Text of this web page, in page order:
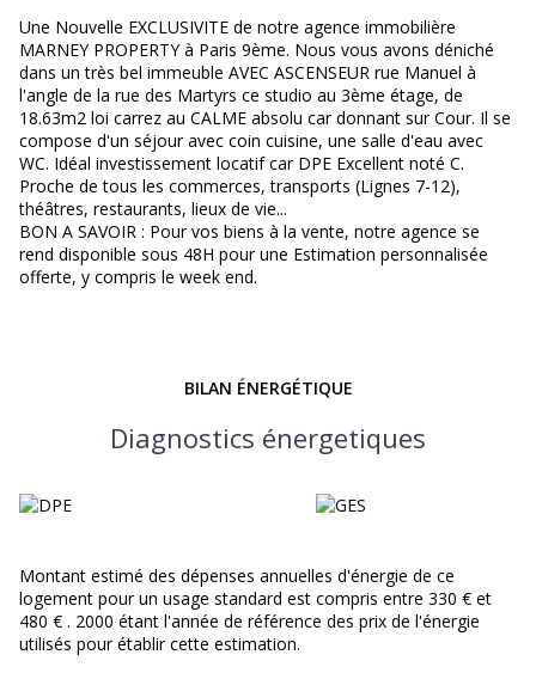
Une Nouvelle EXCLUSIVITE de notre agence immobilière
MARNEY PROPERTY à Paris 9ème. Nous vous avons déniché
dans un très bel immeuble AVEC ASCENSEUR rue Manuel à
l'angle de la rue des Martyrs ce studio au 3ème étage, de
18.63m2 loi carrez au CALME absolu car donnant sur Cour. Il se
compose d'un séjour avec coin cuisine, une salle d'eau avec
WC. Idéal investissement locatif car DPE Excellent noté C.
Proche de tous les commerces, transports (Lignes 7-12),
théâtres, restaurants, lieux de vie...
BON A SAVOIR : Pour vos biens à la vente, notre agence se
rend disponible sous 48H pour une Estimation personnalisée
offerte, y compris le week end.
BILAN ÉNERGÉTIQUE
Diagnostics énergetiques
Montant estimé des dépenses annuelles d'énergie de ce
logement pour un usage standard est compris entre 330 € et
480 € . 2000 étant l'année de référence des prix de l'énergie
utilisés pour établir cette estimation.